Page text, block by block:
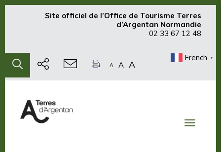
Site officiel de l’Office de Tourisme Terres
d’Argentan Normandie
02 33 67 12 48
A A A
French ▼
Toggle